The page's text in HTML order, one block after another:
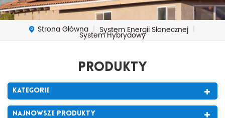
Strona Główna | System Energii Słonecznej |
System Hybrydowy
Produkty
Kategorie
Najnowsze Produkty